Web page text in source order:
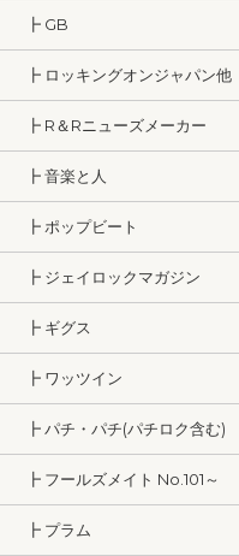
┣ GB
┣ ロッキングオンジャパン他
┣ R＆Rニューズメーカー
┣ 音楽と人
┣ ポップビート
┣ ジェイロックマガジン
┣ ギグス
┣ ワッツイン
┣ パチ・パチ(パチロク含む)
┣ フールズメイト No.101～
┣ プラム